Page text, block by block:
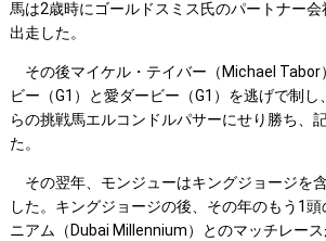
馬は2歳時にゴールドスミス氏のパートナー
出走した。
その後マイケル・テイバー（Michael Tabor
ビー（G1）と愛ダービー（G1）を逃げで制
らの挑戦馬エルコンドルパサーにせり勝ち、
た。
その翌年、モンジューはキングジョージを
した。キングジョージの後、その年のもう1
ニアム（Dubai Millennium）とのマッチレース